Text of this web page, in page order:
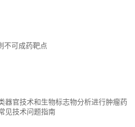
不可成药靶点
器官技术和生物标志物分析进行肿瘤药
见技术问题指南